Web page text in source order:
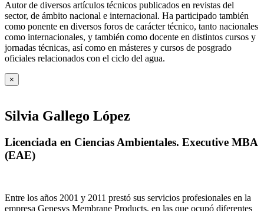
Autor de diversos artículos técnicos publicados en revistas del
sector, de ámbito nacional e internacional. Ha participado también
como ponente en diversos foros de carácter técnico, tanto nacionales
como internacionales, y también como docente en distintos cursos y
jornadas técnicas, así como en másteres y cursos de posgrado
oficiales relacionados con el ciclo del agua.
×
Silvia Gallego López
Licenciada en Ciencias Ambientales. Executive MBA
(EAE)
Entre los años 2001 y 2011 prestó sus servicios profesionales en la
empresa Genesys Membrane Products, en las que ocupó diferentes